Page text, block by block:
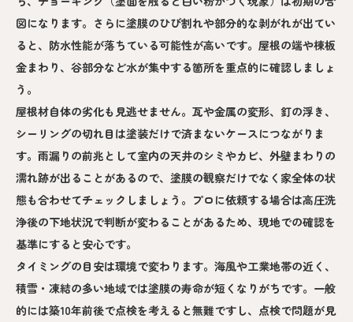
図になります。さらに塗膜のひび割れや部分的な剥がれが出てい
ると、防水性能が落ちている可能性が高いです。屋根の端や棟板
金まわり、谷部分など水が集中する箇所を重点的に確認しましょ
う。
屋根材自体の劣化も見逃せません。瓦や金属の変形、釘の浮き、
シーリングの切れ目は塗装だけで済まないケースにつながりま
す。雨漏りの前兆として室内の天井のシミやカビ、外壁まわりの
濡れ跡が出ることがあるので、塗膜の観察だけでなく家全体の状
態も合わせてチェックしましょう。プロに依頼する場合は高圧洗
浄後の下地状況で判断が変わることがあるため、現地での確認を
基準にすると安心です。
タイミングの目安は環境で変わります。海風や工業地帯の近く、
積雪・凍結の多い地域では塗膜の寿命が短くなりがちです。一般
的には築10年前後で点検を考えると無難ですし、点検で問題が見